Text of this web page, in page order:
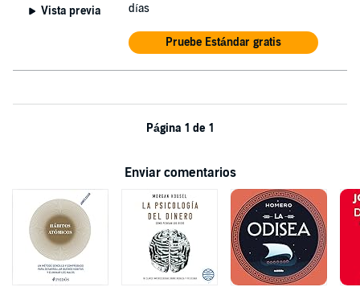
Vista previa
días
Pruebe Estándar gratis
Página 1 de 1
Enviar comentarios